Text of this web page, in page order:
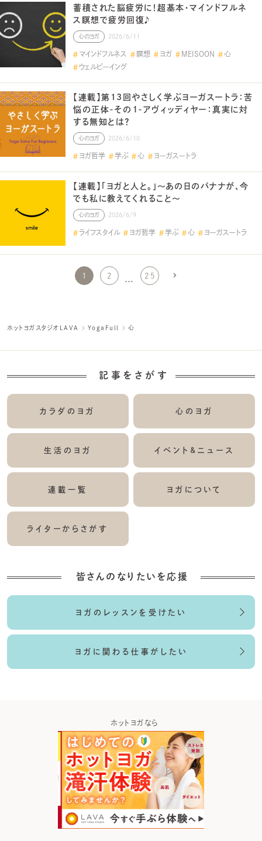
蓄積された脳疲労に！超基本・マインドフルネ
ス瞑想で疲労回復♪
心のヨガ 2026/6/11
マインドフルネス 瞑想 ヨガ MEISOON
心
ウェルビーイング
【連載】第13回やさしく学ぶヨーガスートラ：苦
悩の正体-その１-アヴィッディヤー：真実に対
する無知とは？
心のヨガ 2026/6/10
ヨガ哲学 学ぶ 心 ヨーガスートラ
【連載】「ヨガと人と。」～あの日のバナナが、今
でも私に教えてくれること～
心のヨガ 2026/6/9
ライフスタイル ヨガ哲学 学ぶ 心 ヨーガスートラ
1 2
…
25
ホットヨガスタジオLAVA YogaFull 心
記事をさがす
カラダのヨガ 心のヨガ
生活のヨガ イベント&ニュース
連載一覧 ヨガについて
ライターからさがす
皆さんのなりたいを応援
ヨガのレッスンを受けたい
ヨガに関わる仕事がしたい
ホットヨガなら